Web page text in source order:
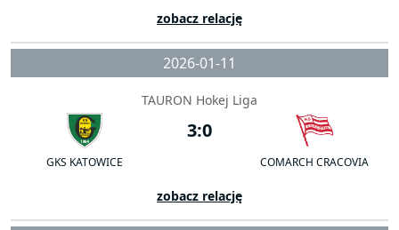
zobacz relację
2026-01-11
TAURON Hokej Liga
GKS KATOWICE
3:0
COMARCH CRACOVIA
zobacz relację